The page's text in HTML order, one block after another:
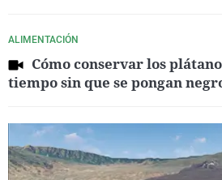
ALIMENTACIÓN
Cómo conservar los
tiempo sin que se pongan